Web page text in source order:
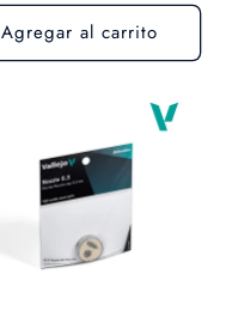
Agregar al carrito